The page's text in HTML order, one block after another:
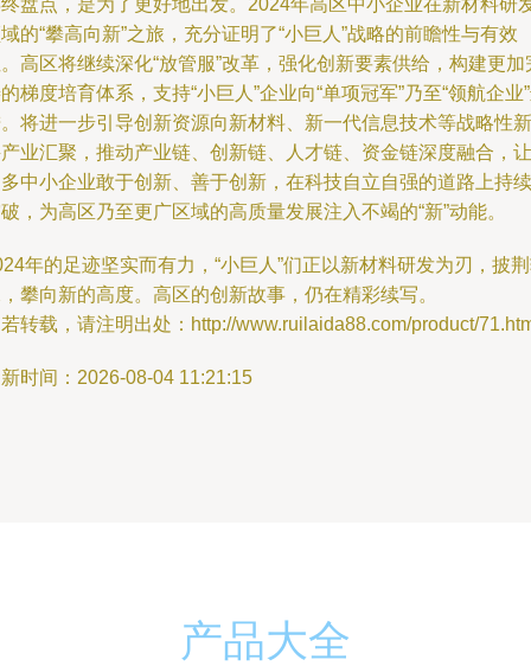
盘点，是为了更好地出发。2024年高区中小企业在新材料研
的“攀高向新”之旅，充分证明了“小巨人”战略的前瞻性与有效
高区将继续深化“放管服”改革，强化创新要素供给，构建更加
梯度培育体系，支持“小巨人”企业向“单项冠军”乃至“领航企业
将进一步引导创新资源向新材料、新一代信息技术等战略性新
业汇聚，推动产业链、创新链、人才链、资金链深度融合，让
中小企业敢于创新、善于创新，在科技自立自强的道路上持续
，为高区乃至更广区域的高质量发展注入不竭的“新”动能。
年的足迹坚实而有力，“小巨人”们正以新材料研发为刃，披
攀向新的高度。高区的创新故事，仍在精彩续写。
转载，请注明出处：http://www.ruilaida88.com/product/
时间：2026-08-04 11:21:15
产品大全